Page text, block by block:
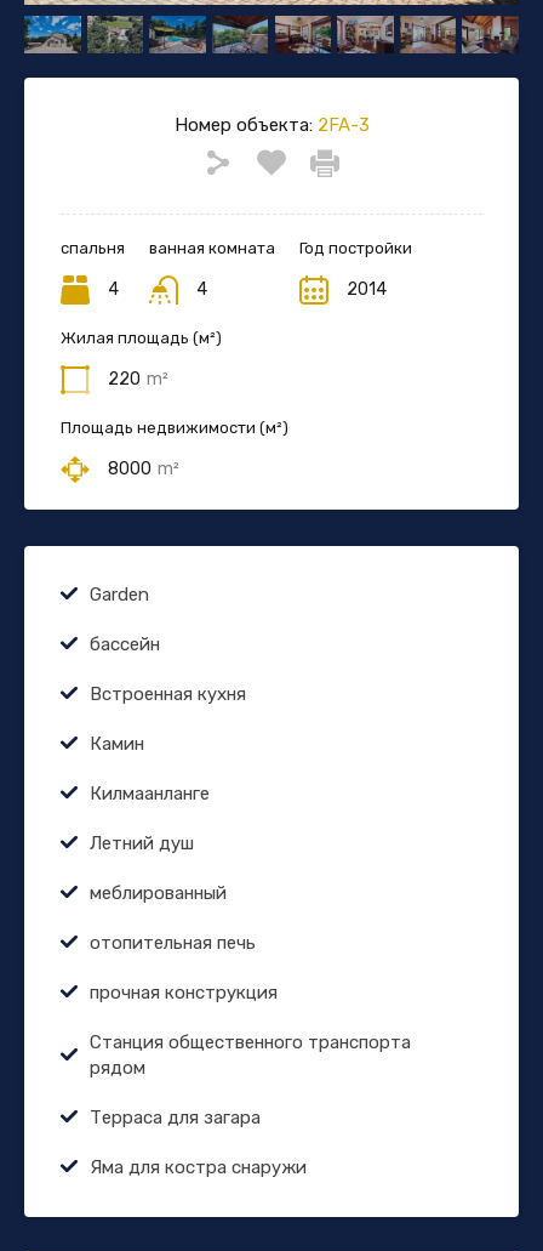
Номер объекта:2FA-3
спальня
4
ванная комната
4
Год постройки
2014
Жилая площадь (м²)
220 m²
Площадь недвижимости (м²)
8000 m²
Garden
бассейн
Встроенная кухня
Камин
Килмаанланге
Летний душ
меблированный
отопительная печь
прочная конструкция
Станция общественного транспорта
рядом
Терраса для загара
Яма для костра снаружи